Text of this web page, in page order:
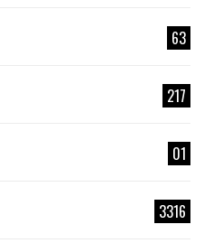
63
217
01
3316